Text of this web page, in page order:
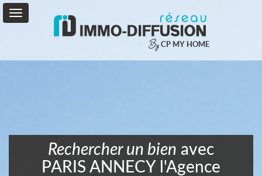
By CP MY HOME
+
Rechercher un bien avec
PARIS ANNECY l'Agence